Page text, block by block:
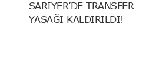
SARIYER’DE TRANSFER
YASAĞI KALDIRILDI!